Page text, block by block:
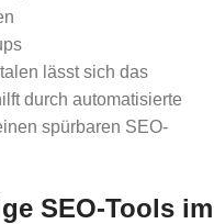
lässt sich das
durch automatisierte
spürbaren SEO-
SEO-Tools im